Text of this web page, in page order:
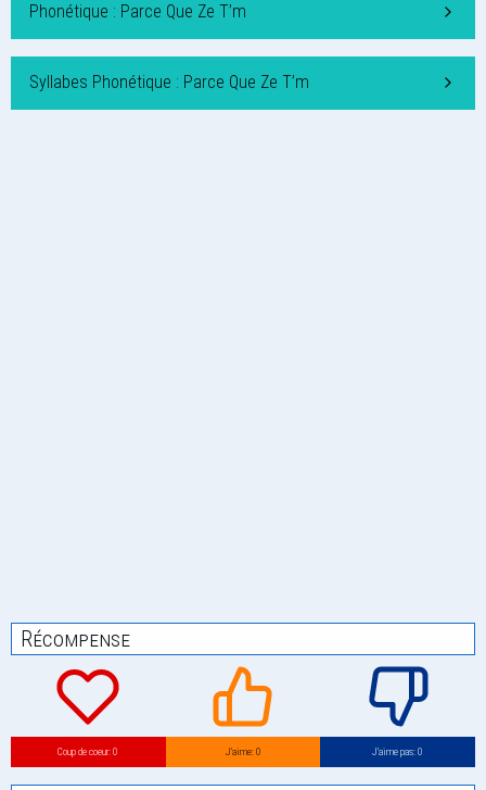
Phonétique : Parce Que Ze T’m
Syllabes Phonétique : Parce Que Ze T’m
Récompense
Coup de coeur: 0 J’aime: 0 J’aime pas: 0